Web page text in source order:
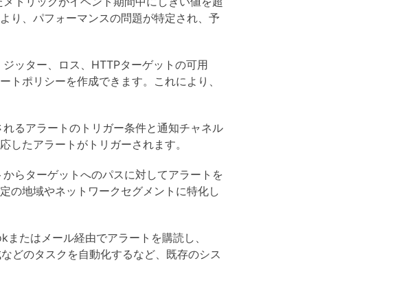
り、パフォーマンスの問題が特定され、予
ッター、ロス、HTTPターゲットの可用
ポリシーを作成できます。これにより、
るアラートのトリガー条件と通知チャネル
したアラートがトリガーされます。
らターゲットへのパスに対してアラートを
の地域やネットワークセグメントに特化し
たはメール経由でアラートを購読し、
どのタスクを自動化するなど、既存のシス